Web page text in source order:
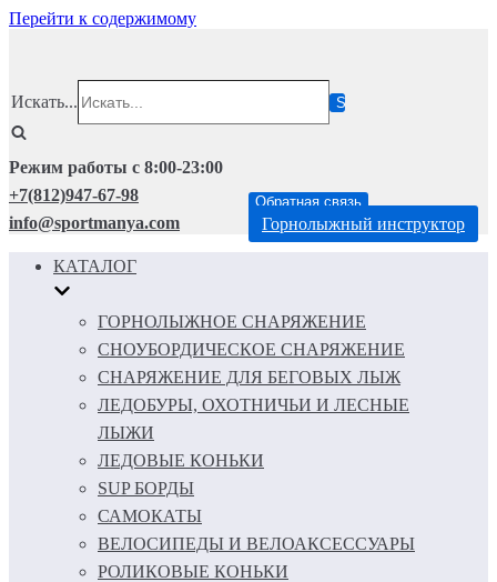
Перейти к содержимому
Искать...
Режим работы с 8:00-23:00
+7(812)947-67-98
info@sportmanya.com
Обратная связь
Горнолыжный инструктор
КАТАЛОГ
ГОРНОЛЫЖНОЕ СНАРЯЖЕНИЕ
СНОУБОРДИЧЕСКОЕ СНАРЯЖЕНИЕ
СНАРЯЖЕНИЕ ДЛЯ БЕГОВЫХ ЛЫЖ
ЛЕДОБУРЫ, ОХОТНИЧЬИ И ЛЕСНЫЕ
ЛЫЖИ
ЛЕДОВЫЕ КОНЬКИ
SUP БОРДЫ
САМОКАТЫ
ВЕЛОСИПЕДЫ И ВЕЛОАКСЕССУАРЫ
РОЛИКОВЫЕ КОНЬКИ